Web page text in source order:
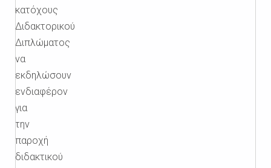
κατόχους
Διδακτορικού
Διπλώματος
να
εκδηλώσουν
ενδιαφέρον
για
την
παροχή
διδακτικού